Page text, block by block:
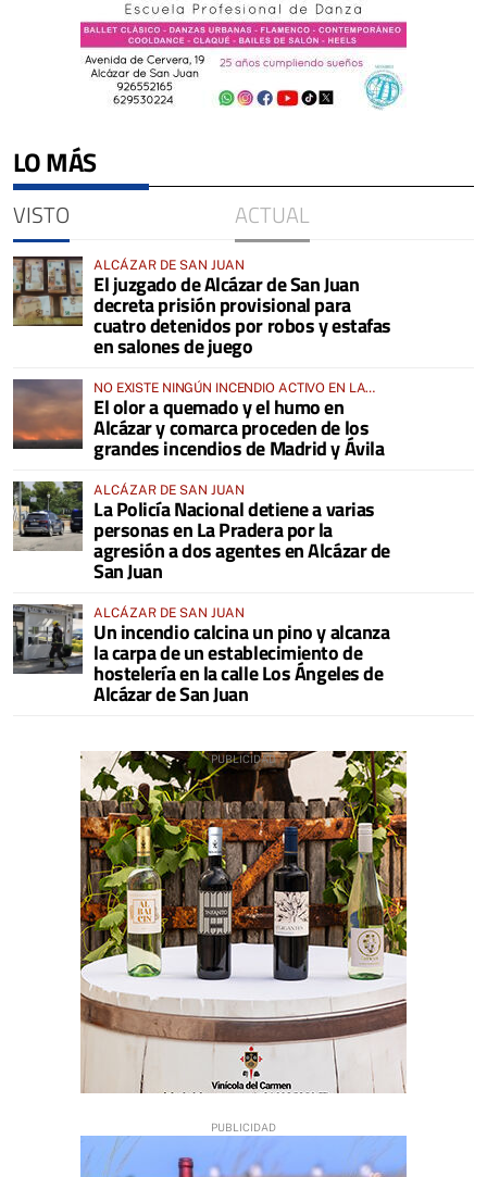
LO MÁS
VISTO ACTUAL
ALCÁZAR DE SAN JUAN
El juzgado de Alcázar de San Juan
decreta prisión provisional para
cuatro detenidos por robos y estafas
en salones de juego
NO EXISTE NINGÚN INCENDIO ACTIVO EN LA
COMARCA
El olor a quemado y el humo en
Alcázar y comarca proceden de los
grandes incendios de Madrid y Ávila
ALCÁZAR DE SAN JUAN
La Policía Nacional detiene a varias
personas en La Pradera por la
agresión a dos agentes en Alcázar de
San Juan
ALCÁZAR DE SAN JUAN
Un incendio calcina un pino y alcanza
la carpa de un establecimiento de
hostelería en la calle Los Ángeles de
Alcázar de San Juan